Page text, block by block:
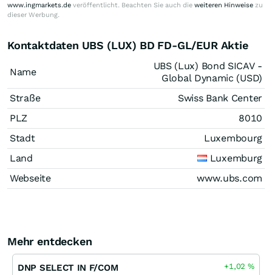
www.ingmarkets.de veröffentlicht. Beachten Sie auch die weiteren Hinweise zu
dieser Werbung.
Kontaktdaten UBS (LUX) BD FD-GL/EUR Aktie
Name
UBS (Lux) Bond SICAV -
Global Dynamic (USD)
Straße
Swiss Bank Center
PLZ
8010
Stadt
Luxembourg
Land
Luxemburg
Webseite
www.ubs.com
Mehr entdecken
DNP SELECT IN F/COM +1,02%